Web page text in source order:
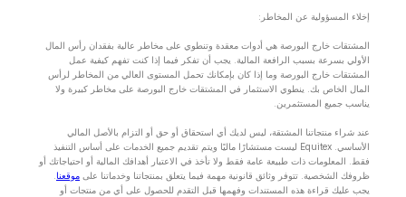
إخلاء المسؤولية عن المخاطر:
المشتقات خارج البورصة هي أدوات معقدة وتنطوي على مخاطر عالية بفقدان رأس المال
الأولي بسرعة بسبب الرافعة المالية. يجب أن تفكر فيما إذا كنت تفهم كيفية عمل
المشتقات خارج البورصة وما إذا كان بإمكانك تحمل المستوى العالي من المخاطر لرأس
المال الخاص بك. ينطوي الاستثمار في المشتقات خارج البورصة على مخاطر كبيرة ولا
يناسب جميع المستثمرين.
عند شراء منتجاتنا المشتقة، ليس لديك أي استحقاق أو حق أو التزام بالأصل المالي
الأساسي. Equitex ليست مستشارًا ماليًا ويتم تقديم جميع الخدمات على أساس التنفيذ
فقط. المعلومات ذات طبيعة عامة فقط ولا تأخذ في الاعتبار أهدافك المالية أو احتياجاتك أو
ظروفك الشخصية. تتوفر وثائق قانونية مهمة فيما يتعلق بمنتجاتنا وخدماتنا على موقعنا
يجب عليك قراءة هذه المستندات وفهمها قبل التقدم للحصول على أي من منتجات أو